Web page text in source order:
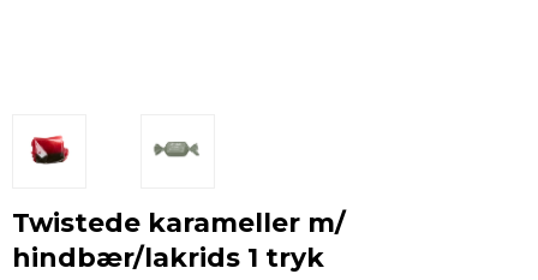
Twistede karameller m/
hindbær/lakrids 1 tryk